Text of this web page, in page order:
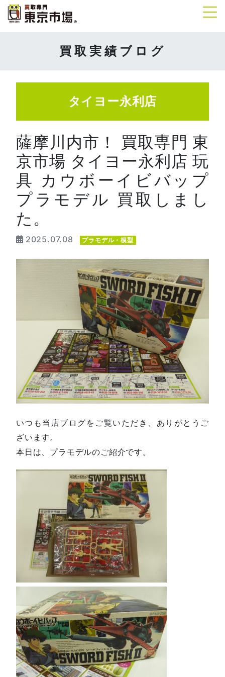
買取実績ブログ
タイヨー永利店
薩摩川内市！ 買取専門 東
京市場 タイヨー永利店 玩
具 カウボーイビバップ
プラモデル 買取しまし
た。
2025.07.08 プラモデル・模型
いつも当店ブログをご覧いただき、ありがとうご
ざいます。
本日は、プラモデルのご紹介です。